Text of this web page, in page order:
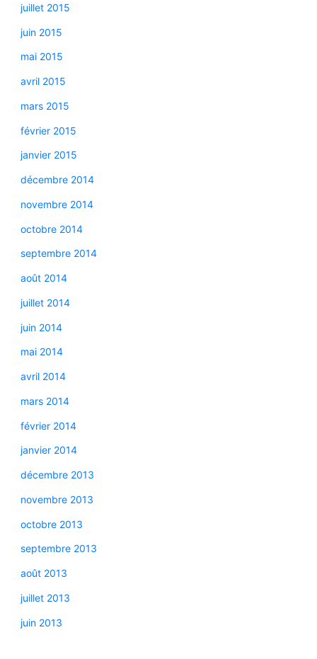
juillet 2015
juin 2015
mai 2015
avril 2015
mars 2015
février 2015
janvier 2015
décembre 2014
novembre 2014
octobre 2014
septembre 2014
août 2014
juillet 2014
juin 2014
mai 2014
avril 2014
mars 2014
février 2014
janvier 2014
décembre 2013
novembre 2013
octobre 2013
septembre 2013
août 2013
juillet 2013
juin 2013